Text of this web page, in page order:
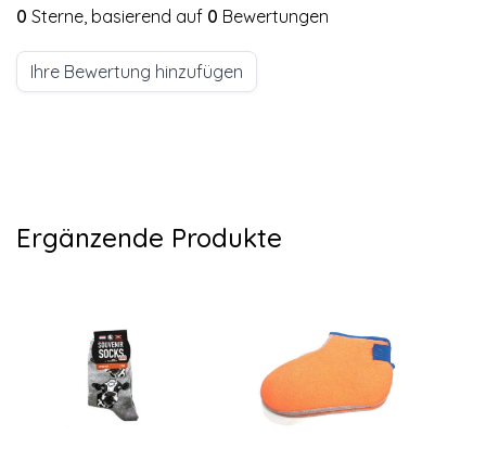
0 Sterne, basierend auf 0 Bewertungen
Ihre Bewertung hinzufügen
Ergänzende Produkte